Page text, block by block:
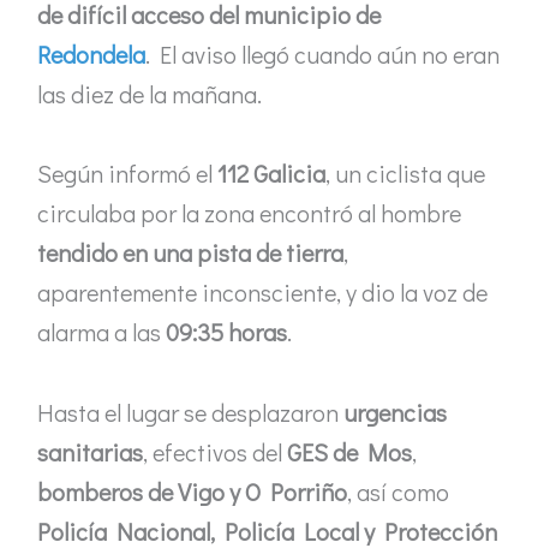
de difícil acceso del municipio de
Redondela. El aviso llegó cuando aún no eran
las diez de la mañana.
Según informó el112 Galicia, un ciclista que
circulaba por la zona encontró al hombre
tendido en una pista de tierra,
aparentemente inconsciente, y dio la voz de
alarma a las09:35 horas.
Hasta el lugar se desplazaron urgencias
sanitarias, efectivos delGES de Mos,
bomberos de Vigo y O Porriño, así como
Policía Nacional, Policía Local y Protección